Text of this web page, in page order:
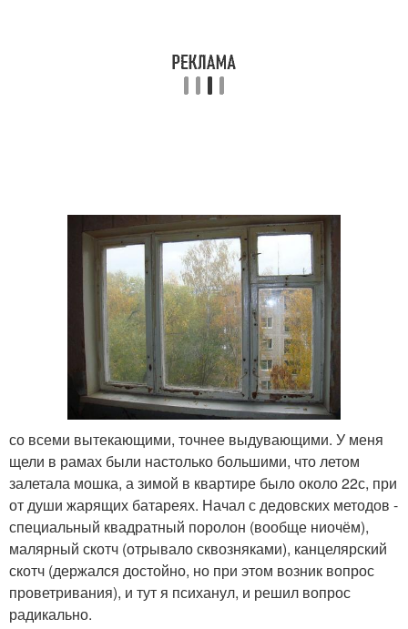
со всеми вытекающими, точнее выдувающими. У меня
щели в рамах были настолько большими, что летом
залетала мошка, а зимой в квартире было около 22с, при
от души жарящих батареях. Начал с дедовских методов -
специальный квадратный поролон (вообще ниочём),
малярный скотч (отрывало сквозняками), канцелярский
скотч (держался достойно, но при этом возник вопрос
проветривания), и тут я психанул, и решил вопрос
радикально.